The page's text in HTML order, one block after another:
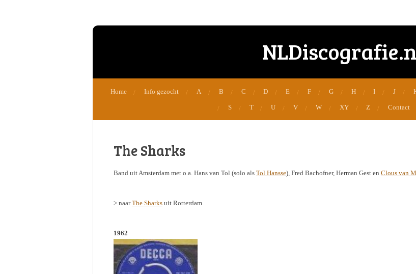
Home Info gezocht A B C D E F G H I J
S T U V W XY Z Contact
The Sharks
Band uit Amsterdam met o.a. Hans van Tol (solo als Tol Hansse), Fred Bachofner, Herman Gest en Clous van
> naarThe Sharks uit Rotterdam.
1962